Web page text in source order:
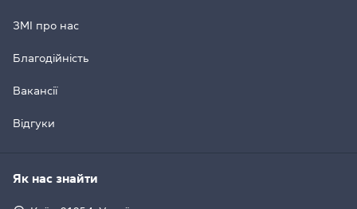
ЗМІ про нас
Благодійність
Вакансії
Відгуки
Як нас знайти